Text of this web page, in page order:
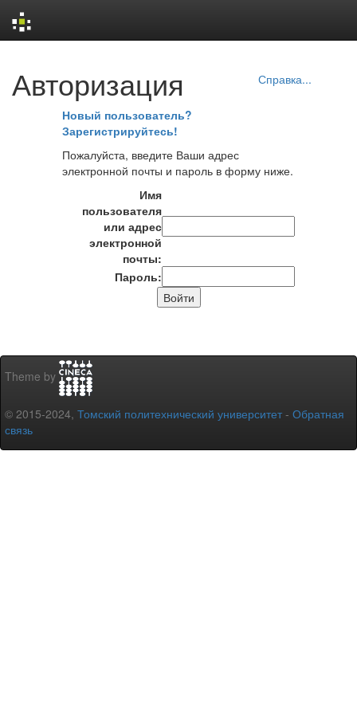
navigation
Авторизация Справка...
Новый пользователь?
Зарегистрируйтесь!
Пожалуйста, введите Ваши адрес
электронной почты и пароль в форму ниже.
Имя
пользователя
или адрес
электронной
почты:
Пароль:
Theme by
© 2015-2024, Томский политехнический университет - Обратная
связь